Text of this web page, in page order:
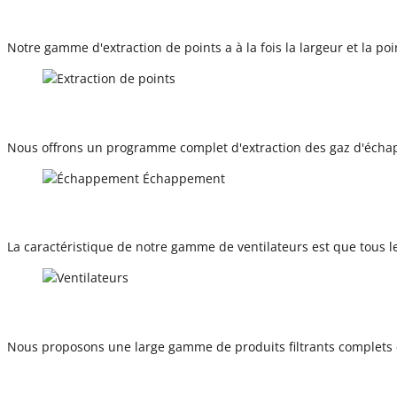
Notre gamme d'extraction de points a à la fois la largeur et la
Nous offrons un programme complet d'extraction des gaz
La caractéristique de notre gamme de ventilateurs est que tous
Nous proposons une large gamme de produits filtrants